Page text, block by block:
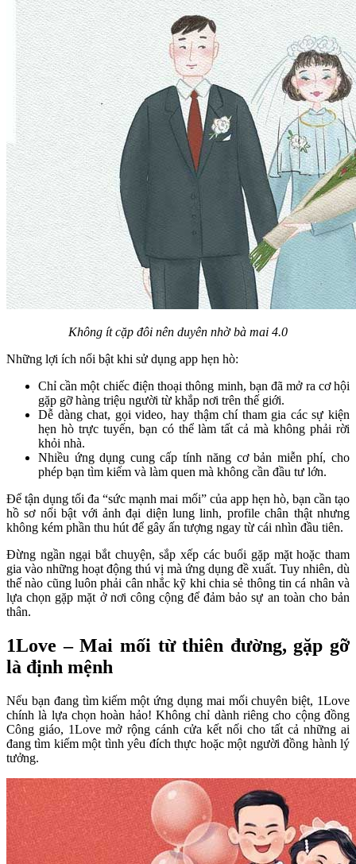
Không ít cặp đôi nên duyên nhờ bà mai 4.0
Những lợi ích nổi bật khi sử dụng app hẹn hò:
Chỉ cần một chiếc điện thoại thông minh, bạn đã mở ra cơ hội
gặp gỡ hàng triệu người từ khắp nơi trên thế giới.
Dễ dàng chat, gọi video, hay thậm chí tham gia các sự kiện
hẹn hò trực tuyến, bạn có thể làm tất cả mà không phải rời
khỏi nhà.
Nhiều ứng dụng cung cấp tính năng cơ bản miễn phí, cho
phép bạn tìm kiếm và làm quen mà không cần đầu tư lớn.
Để tận dụng tối đa “sức mạnh mai mối” của app hẹn hò, bạn cần tạo
hồ sơ nổi bật với ảnh đại diện lung linh, profile chân thật nhưng
không kém phần thu hút để gây ấn tượng ngay từ cái nhìn đầu tiên.
Đừng ngần ngại bắt chuyện, sắp xếp các buổi gặp mặt hoặc tham
gia vào những hoạt động thú vị mà ứng dụng đề xuất. Tuy nhiên, dù
thế nào cũng luôn phải cân nhắc kỹ khi chia sẻ thông tin cá nhân và
lựa chọn gặp mặt ở nơi công cộng để đảm bảo sự an toàn cho bản
thân.
1Love – Mai mối từ thiên đường, gặp gỡ
là định mệnh
Nếu bạn đang tìm kiếm một ứng dụng mai mối chuyên biệt, 1Love
chính là lựa chọn hoàn hảo! Không chỉ dành riêng cho cộng đồng
Công giáo, 1Love mở rộng cánh cửa kết nối cho tất cả những ai
đang tìm kiếm một tình yêu đích thực hoặc một người đồng hành lý
tưởng.